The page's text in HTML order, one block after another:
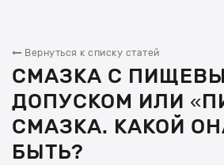
Вернуться к списку статей
СМАЗКА С
ДОПУСКОМ ИЛИ
СМАЗКА. КАКОЙ
БЫТЬ?